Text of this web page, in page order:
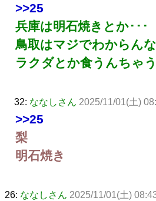
>>25
兵庫は明石焼きとか･･･
鳥取はマジでわからんな
ラクダとか食うんちゃう
32: ななしさん 2025/11/01(土)
>>25
梨
明石焼き
26: ななしさん 2025/11/01(土)